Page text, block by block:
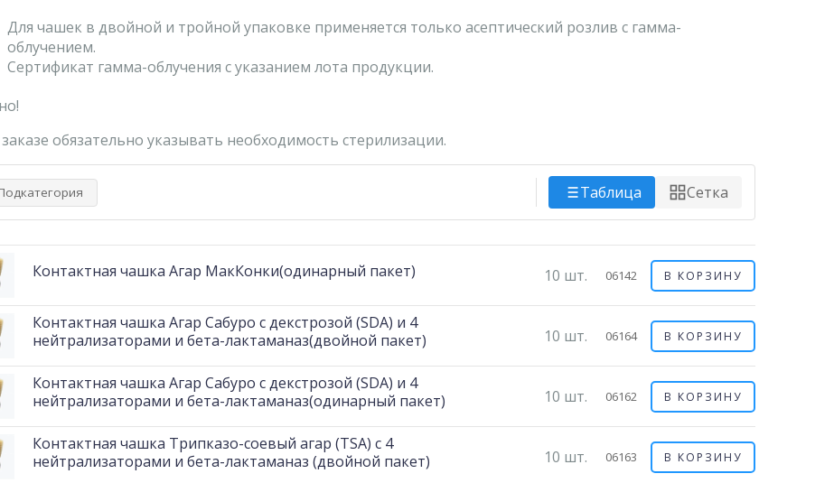
Для чашек в двойной и тройной упаковке применяется только асептический розлив с гамма-
облучением.
Сертификат гамма-облучения с указанием лота продукции.
обязательно указывать необходимость стерилизации.
Таблица Сетка
Контактная чашка Агар МакКонки(одинарный пакет) 10 шт. 06142 В КОРЗИНУ
Контактная чашка Агар Сабуро с декстрозой (SDA) и 4
нейтрализаторами и бета-лактаманаз(двойной пакет)
10 шт. 06164 В КОРЗИНУ
Контактная чашка Агар Сабуро с декстрозой (SDA) и 4
нейтрализаторами и бета-лактаманаз(одинарный пакет)
10 шт. 06162 В КОРЗИНУ
Контактная чашка Трипказо-соевый агар (TSA) с 4
нейтрализаторами и бета-лактаманаз (двойной пакет)
10 шт. 06163 В КОРЗИНУ